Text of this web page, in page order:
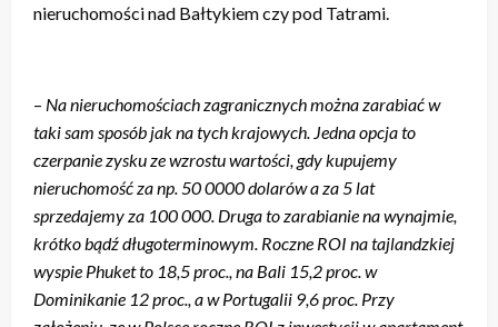
nieruchomości nad Bałtykiem czy pod Tatrami.
– Na nieruchomościach zagranicznych można zarabiać w
taki sam sposób jak na tych krajowych. Jedna opcja to
czerpanie zysku ze wzrostu wartości, gdy kupujemy
nieruchomość za np. 50 0000 dolarów a za 5 lat
sprzedajemy za 100 000. Druga to zarabianie na wynajmie,
krótko bądź długoterminowym. Roczne ROI na tajlandzkiej
wyspie Phuket to 18,5 proc., na Bali 15,2 proc. w
Dominikanie 12 proc., a w Portugalii 9,6 proc. Przy